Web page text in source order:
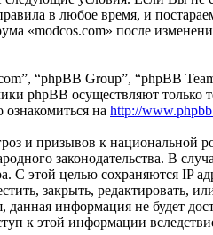
в любое время, и
«modcos.com» после
“phpBB Group”, “phpBB
phpBB осуществляют только
на http://
и призывов к национальной
законодательства. В
С этой целью сохраняются IP
закрыть, редактировать,
данная информация не будет
к этой информации